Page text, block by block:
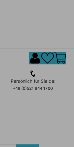
Persönlich für Sie da:
+49 (0)521 944 1700